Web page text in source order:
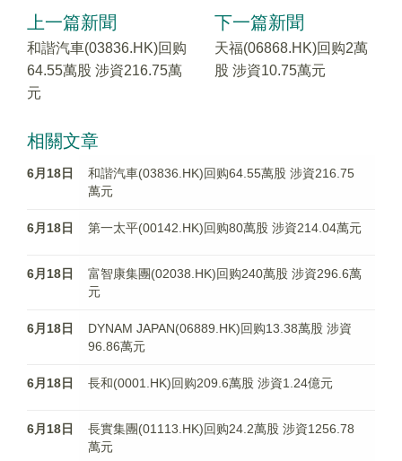
上一篇新聞
和諧汽車(03836.HK)回购
64.55萬股 涉資216.75萬
元
下一篇新聞
天福(06868.HK)回购2萬
股 涉資10.75萬元
相關文章
6月18日
和諧汽車(03836.HK)回购64.55萬股 涉資216.75
萬元
6月18日 第一太平(00142.HK)回购80萬股 涉資214.04萬元
6月18日
富智康集團(02038.HK)回购240萬股 涉資296.6萬
元
6月18日
DYNAM JAPAN(06889.HK)回购13.38萬股 涉資
96.86萬元
6月18日 長和(0001.HK)回购209.6萬股 涉資1.24億元
6月18日
長實集團(01113.HK)回购24.2萬股 涉資1256.78
萬元